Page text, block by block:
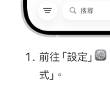
前往「設定」
式」。